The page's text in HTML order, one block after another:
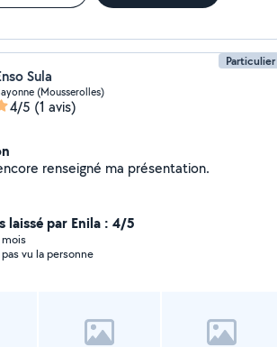
Particulier
Sula
(Mousserolles)
4/5 (1 avis)
Je n'ai pas encore renseigné ma présentation.
laissé par Enila : 4/5
mois
vu la personne